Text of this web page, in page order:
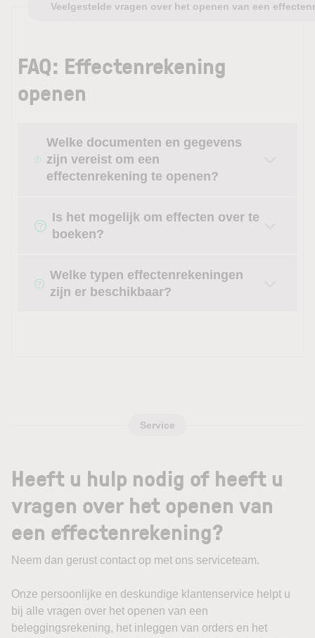
Veelgestelde vragen over het openen van een
FAQ: Effectenrekening
openen
Welke documenten en gegevens
zijn vereist om een
effectenrekening te openen?
Is het mogelijk om effecten over te
boeken?
Welke typen effectenrekeningen
zijn er beschikbaar?
Service
Heeft u hulp nodig of heeft u
vragen over het openen van
een effectenrekening?
Neem dan gerust contact op met ons serviceteam.
Onze persoonlijke en deskundige klantenservice helpt u
bij alle vragen over het openen van een
beleggingsrekening, het inleggen van orders en het